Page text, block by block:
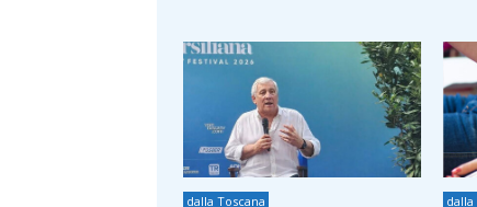
dalla Toscana dalla